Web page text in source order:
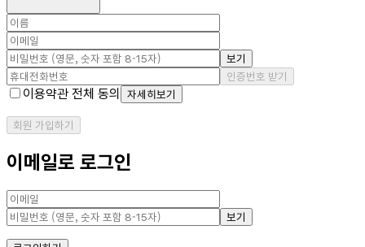
보기
인증번호 받기
이용약관 전체 동의 자세히보기
회원 가입하기
이메일로 로그인
보기